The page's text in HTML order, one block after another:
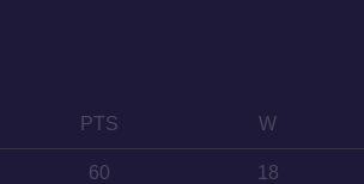
PTS W
60 18